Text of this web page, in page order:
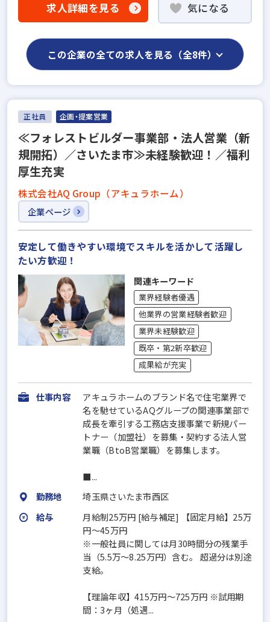
求人詳細を見る 気になる
この企業の全ての求人を見る（全8件）
正社員 企画・提案営業
≪フォレストビルダー事業部・法人営業（新
規開拓）／さいたま市≫未経験歓迎！／福利
厚生充実
株式会社AQ Group（アキュラホーム）
企業ページ
安定して働きやすい環境でスキルを活かして活躍し
たい方歓迎！
関連キーワード
業界経験者優遇
他業界の営業経験者歓迎
業界未経験歓迎
既卒・第2新卒歓迎
成果給が充実
仕事内容
アキュラホームのブランド名で住宅業界で
名を馳せているAQグループの関連事業部で
成長を牽引する工務店支援事業で新規パー
トナー（加盟社）を募集・契約する法人営
業職（BtoB営業職）を募集します。
■...
勤務地
埼玉県さいたま市西区
給与
月給制25万円 [給与補足] 【固定月給】25万
円～45万円
※一般社員に関しては月30時間分の残業手
当（5.5万～8.25万円）含む。 超過分は別途
支給。
【理論年収】415万円～725万円 ※試用期
間：3ヶ月（処遇...